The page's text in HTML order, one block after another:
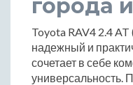
города
Toyota RAV4 2.4
надежный и
сочетает в себе
универсальность.